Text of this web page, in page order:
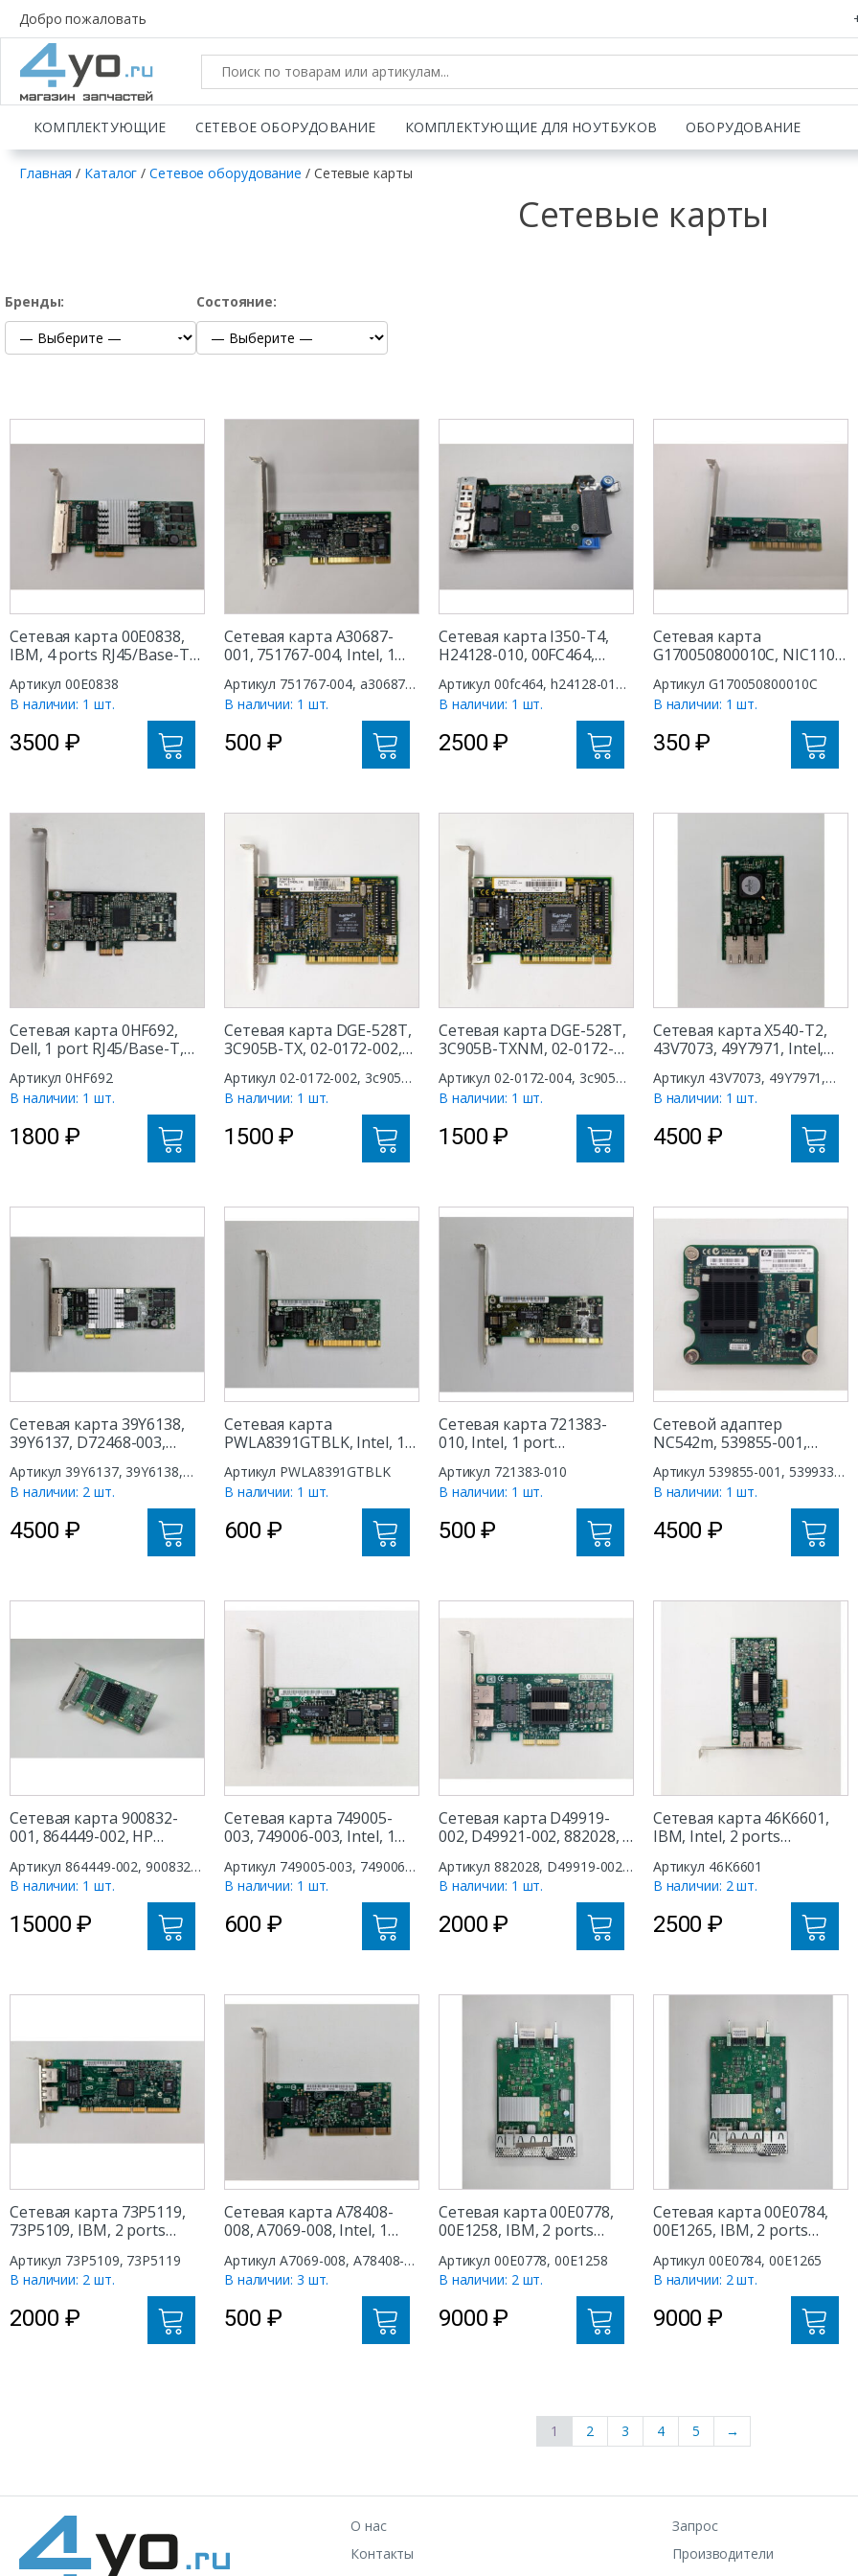
Добро пожаловать
КОМПЛЕКТУЮЩИЕ СЕТЕВОЕ ОБОРУДОВАНИЕ КОМПЛЕКТУЮЩИЕ ДЛЯ НОУТБУКОВ ОБОРУДОВАНИЕ
Главная / Каталог /Сетевое оборудование / Сетевые карты
Сетевые карты
Бренды: Состояние:
Сетевая карта 00E0838,
IBM, 4 ports RJ45/Base-TX,
Артикул 00E0838
В наличии: 1 шт.
3500 ₽
Сетевая карта A30687-
001, 751767-004, Intel, 1
Артикул 751767-004, a30687-
001
В наличии: 1 шт.
500 ₽
Сетевая карта I350-T4,
H24128-010, 00FC464,
RJ45/Base-TX, PCI-E X4
Артикул 00fc464, h24128-010,
I350-T4
В наличии: 1 шт.
2500₽
Сетевая карта
G170050800010C, NIC110P,
RJ45/Base-T, PCI
Артикул G170050800010C
В наличии: 1 шт.
350₽
Сетевая карта 0HF692,
Dell, 1 port RJ45/Base-T,
Артикул 0HF692
В наличии: 1 шт.
1800 ₽
Сетевая карта DGE-528T,
3C905B-TX, 02-0172-002,
RJ45/Base-T, PCI
Артикул 02-0172-002, 3c905b-
tx, 40-0483-004
В наличии: 1 шт.
1500₽
Сетевая карта DGE-528T,
3C905B-TXNM, 02-0172-
port RJ45/Base-T, PCI
Артикул 02-0172-004, 3c905b-
txnm, 40-0476-002
В наличии: 1 шт.
1500₽
Сетевая карта X540-T2,
43V7073, 49Y7971, Intel,
PCI-E X8
Артикул 43V7073, 49Y7971,
X540-T2
В наличии: 1 шт.
4500₽
Сетевая карта 39Y6138,
39Y6137, D72468-003,
RJ45/Base-T, PCI-E X4
Артикул 39Y6137, 39Y6138,
D72468-003
В наличии: 2 шт.
4500 ₽
Сетевая карта
PWLA8391GTBLK, Intel, 1
Артикул PWLA8391GTBLK
В наличии: 1 шт.
600 ₽
Сетевая карта 721383-
010, Intel, 1 port
Артикул 721383-010
В наличии: 1 шт.
500₽
Сетевой адаптер
NC542m, 539855-001,
BL280, BL2X220c, BL460,
BL465, BL490 Gen 6, BL490
Gen 7, 2 ports 10 Gb
Артикул 539855-001, 539933-
001
В наличии: 1 шт.
4500₽
Сетевая карта 900832-
001, 864449-002, HP
Gen10, DL60 Gen9, DL80
Gen9, DL120 Gen9, DL160
Gen9, DL180 Gen9, DL360
Gen9, DL360 Gen10, DL380
Gen9, 4 ports RJ45/Base-T,
Артикул 864449-002, 900832-
001
В наличии: 1 шт.
15000₽
Сетевая карта 749005-
003, 749006-003, Intel, 1
Артикул 749005-003, 749006-
003
В наличии: 1 шт.
600 ₽
Сетевая карта D49919-
002, D49921-002, 882028, 2
Артикул 882028, D49919-002,
D49921-002
В наличии: 1 шт.
2000₽
Сетевая карта 46K6601,
IBM, Intel, 2 ports
Артикул 46K6601
В наличии: 2 шт.
2500₽
Сетевая карта 73P5119,
73P5109, IBM, 2 ports
Артикул 73P5109, 73P5119
В наличии: 2 шт.
2000 ₽
Сетевая карта A78408-
008, A7069-008, Intel, 1
Артикул A7069-008, A78408-
008
В наличии: 3 шт.
500 ₽
Сетевая карта 00E0778,
00E1258, IBM, 2 ports
10GB, 2 ports USB
Артикул 00E0778, 00E1258
В наличии: 2 шт.
9000₽
Сетевая карта 00E0784,
00E1265, IBM, 2 ports
10GB, 2 ports USB
Артикул 00E0784, 00E1265
В наличии: 2 шт.
9000₽
1 2 3 4 5 →
О нас
Контакты
Запрос
Производители